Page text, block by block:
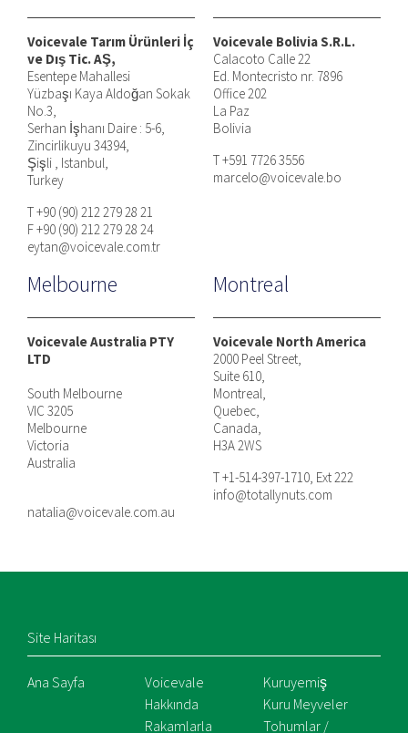
Voicevale Tarım Ürünleri İç
ve Dış Tic. AŞ,
Esentepe Mahallesi
Yüzbaşı Kaya Aldoğan Sokak
No.3,
Serhan İşhanı Daire : 5-6,
Zincirlikuyu 34394,
Şişli , Istanbul,
Turkey
T +90 (90) 212 279 28 21
F +90 (90) 212 279 28 24
eytan@voicevale.com.tr
Voicevale Bolivia S.R.L.
Calacoto Calle 22
Ed. Montecristo nr. 7896
Office 202
La Paz
Bolivia
T +591 7726 3556
marcelo@voicevale.bo
Melbourne
Voicevale Australia PTY
LTD
South Melbourne
VIC 3205
Melbourne
Victoria
Australia
natalia@voicevale.com.au
Montreal
Voicevale North America
2000 Peel Street,
Suite 610,
Montreal,
Quebec,
Canada,
H3A 2WS
T +1-514-397-1710, Ext 222
info@totallynuts.com
Site Haritası
Ana Sayfa
Voicevale
Hakkında
Rakamlarla
Kuruyemiş
Kuru Meyveler
Tohumlar /